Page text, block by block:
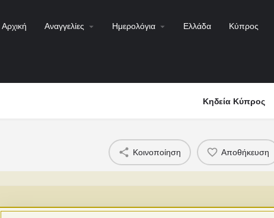
Αρχική Αναγγελίες Ημερολόγια Ελλάδα Κύπρος
Κηδεία Κύπρος
Κοινοποίηση Αποθήκευση